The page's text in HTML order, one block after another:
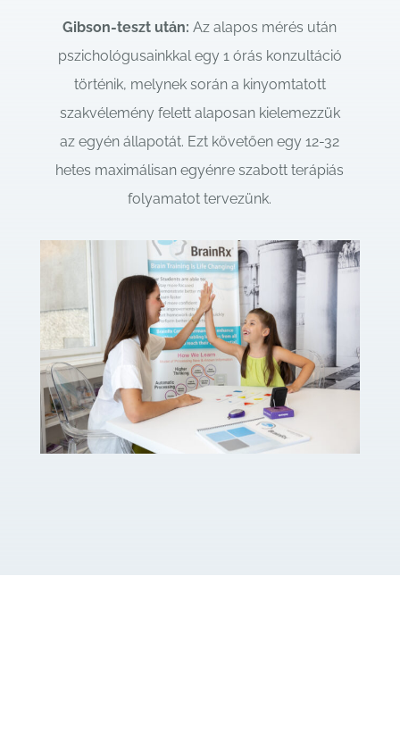
Gibson-teszt után: Az alapos mérés után
pszichológusainkkal egy 1 órás konzultáció
történik, melynek során a kinyomtatott
szakvélemény felett alaposan kielemezzük
az egyén állapotát. Ezt követően egy 12-32
hetes maximálisan egyénre szabott terápiás
folyamatot tervezünk.